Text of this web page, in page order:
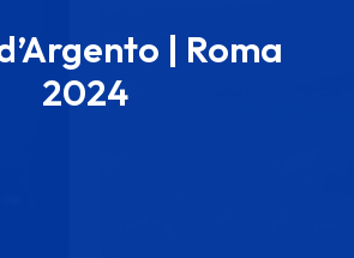
| Roma
2024